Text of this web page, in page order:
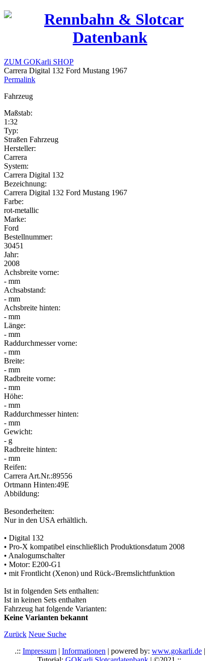
ZUM GOKarli SHOP
Carrera Digital 132 Ford Mustang 1967
Permalink
Fahrzeug
Maßstab:
1:32
Typ:
Straßen Fahrzeug
Hersteller:
Carrera
System:
Carrera Digital 132
Bezeichnung:
Carrera Digital 132 Ford Mustang 1967
Farbe:
rot-metallic
Marke:
Ford
Bestellnummer:
30451
Jahr:
2008
Achsbreite vorne:
- mm
Achsabstand:
- mm
Achsbreite hinten:
- mm
Länge:
- mm
Raddurchmesser vorne:
- mm
Breite:
- mm
Radbreite vorne:
- mm
Höhe:
- mm
Raddurchmesser hinten:
- mm
Gewicht:
- g
Radbreite hinten:
- mm
Reifen:
Carrera Art.Nr.:89556
Ortmann Hinten:49E
Abbildung:
Besonderheiten:
Nur in den USA erhältlich.
• Digital 132
• Pro-X kompatibel einschließlich Produktionsdatum 2008
• Analogumschalter
• Motor: E200-G1
• mit Frontlicht (Xenon) und Rück-/Bremslichtfunktion
Ist in folgenden Sets enthalten:
Ist in keinen Sets enthalten
Fahrzeug hat folgende Varianten:
Keine Varianten bekannt
Zurück Neue Suche
.:: Impressum | Informationen | powered by: www.gokarli.de |